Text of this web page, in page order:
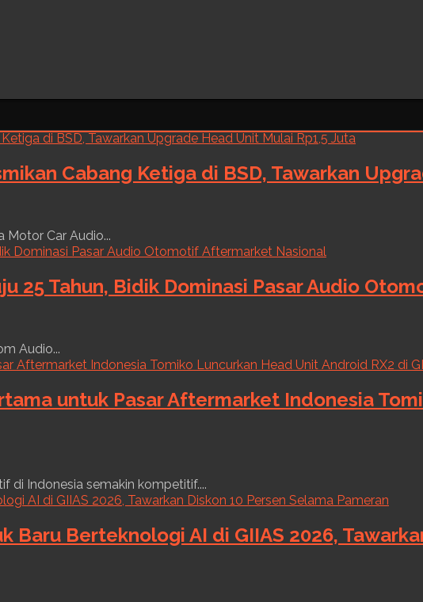
Cabang Ketiga di BSD, Tawarkan
Motor Car Audio...
25 Tahun, Bidik Dominasi Pasar Audio
Audio...
untuk Pasar Aftermarket Indonesia
di Indonesia semakin kompetitif....
Baru Berteknologi AI di GIIAS 2026,